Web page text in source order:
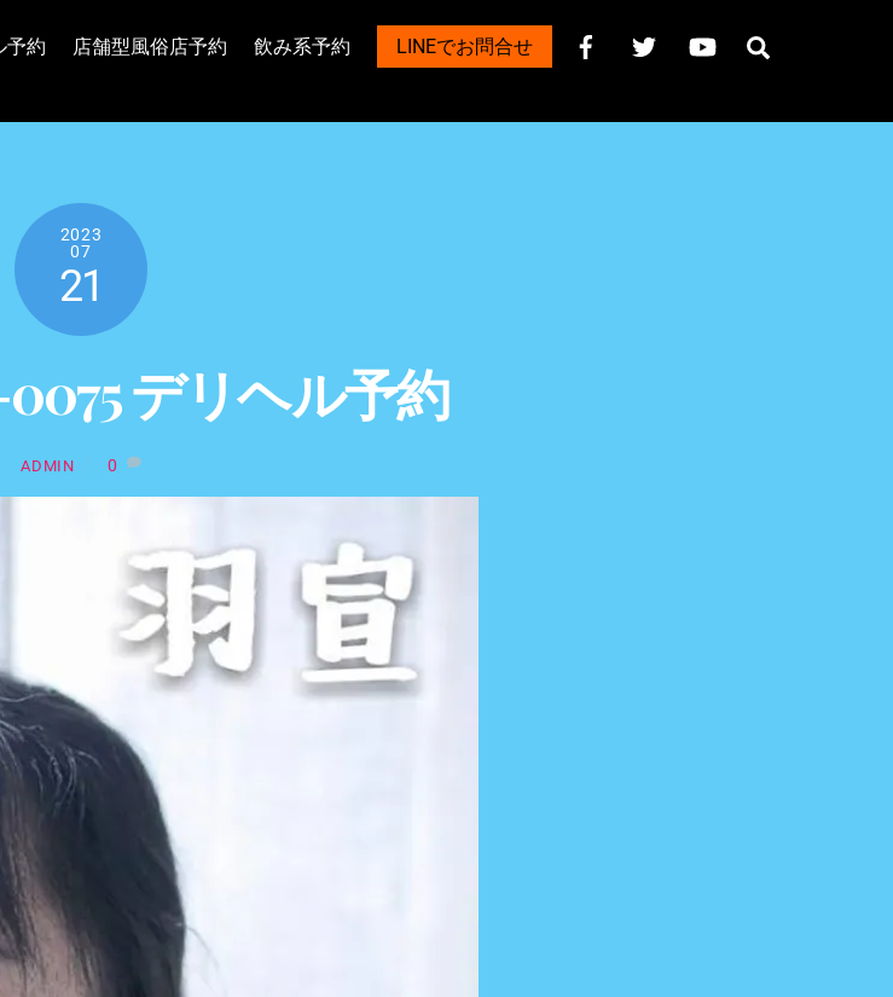
予約 店舗型風俗店予約 飲み系予約 LINEでお問合せ
2023
07
21
0075 デリヘル予約
ADMIN 0